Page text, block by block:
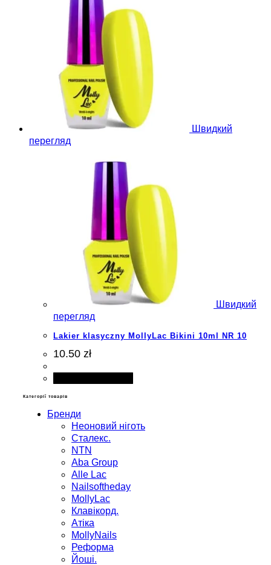
Швидкий
перегляд
Швидкий
перегляд
Lakier klasyczny MollyLac Bikini 10ml NR 10
10.50 zł
Категорії товарів
Бренди
Неоновий ніготь
Сталекс.
NTN
Aba Group
Alle Lac
Nailsoftheday
MollyLac
Клавікорд.
Атіка
MollyNails
Реформа
Йоші.